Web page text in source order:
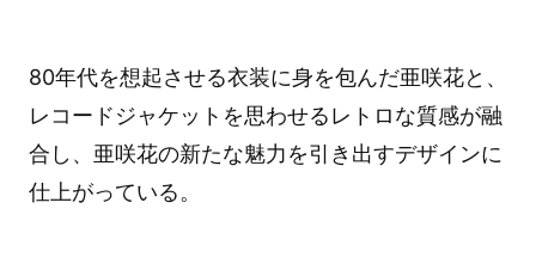
80年代を想起させる衣装に身を包んだ亜咲花と、
レコードジャケットを思わせるレトロな質感が融
合し、亜咲花の新たな魅力を引き出すデザインに
仕上がっている。